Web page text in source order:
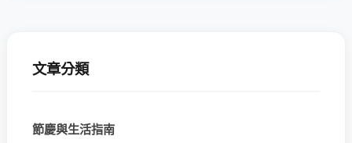
文章分類
節慶與生活指南